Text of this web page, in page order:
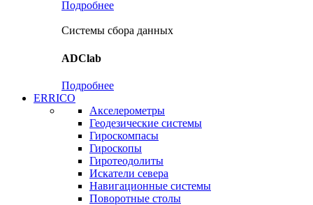
Подробнее
Системы сбора данных
ADClab
Подробнее
ERRICO
Акселерометры
Геодезические системы
Гироскомпасы
Гироскопы
Гиротеодолиты
Искатели севера
Навигационные системы
Поворотные столы